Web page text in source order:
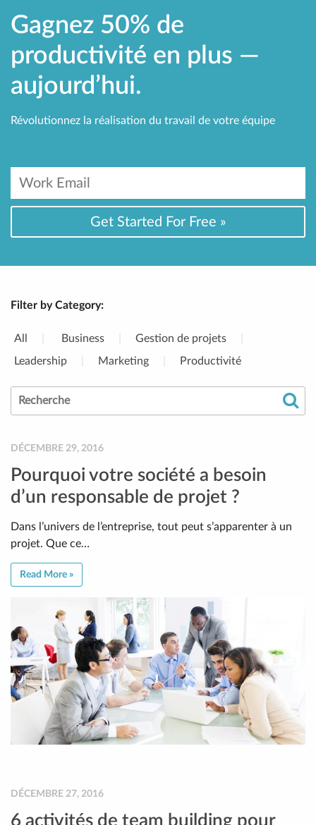
Gagnez 50% de
productivité en plus —
aujourd’hui.
Révolutionnez la réalisation du travail de votre équipe
Get Started For Free »
Filter by Category:
All Business
Gestion de projets
Leadership
Marketing Productivité
Search
for:
Go
DÉCEMBRE 29, 2016
Pourquoi votre société a besoin
d’un responsable de projet ?
Dans l’univers de l’entreprise, tout peut s’apparenter à un
projet. Que ce…
Read More »
DÉCEMBRE 27, 2016
6 activités de team building pour